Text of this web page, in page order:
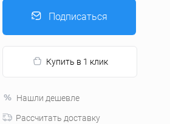
Подписаться
Купить в 1 клик
Нашли дешевле
Рассчитать доставку